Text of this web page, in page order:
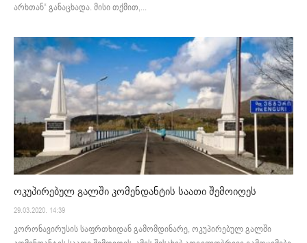
არხთან“ განაცხადა. მისი თქმით,...
ოკუპირებულ გალში კომენდანტის საათი შემოიღეს
29.03.2020. 14:39
კორონავირუსის საფრთხიდან გამომდინარე, ოკუპირებულ გალში